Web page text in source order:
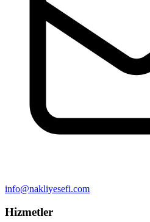
info@nakliyesefi.com
Hizmetler